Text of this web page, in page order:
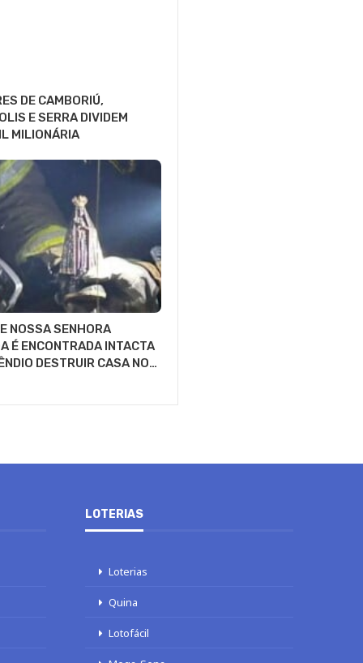
DE CAMBORIÚ,
E SERRA DIVIDEM
MILIONÁRIA
NOSSA SENHORA
É ENCONTRADA INTACTA
DESTRUIR CASA NO…
LOTERIAS
Loterias
Quina
Lotofácil